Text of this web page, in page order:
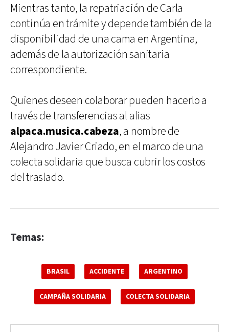
Mientras tanto, la repatriación de Carla
continúa en trámite y depende también de la
disponibilidad de una cama en Argentina,
además de la autorización sanitaria
correspondiente.
Quienes deseen colaborar pueden hacerlo a
través de transferencias al alias
alpaca.musica.cabeza, a nombre de
Alejandro Javier Criado, en el marco de una
colecta solidaria que busca cubrir los costos
del traslado.
Temas:
BRASIL ACCIDENTE ARGENTINO
CAMPAÑA SOLIDARIA COLECTA SOLIDARIA